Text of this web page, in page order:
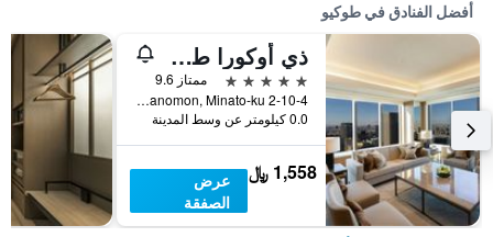
أفضل الفنادق في طوكيو
ذي أوكورا طوكيو
5 نجوم
ممتاز 9.6
2-10-4 Toranomon, Minato-ku, طوكيو, اليابان
0.0 كيلومتر عن وسط المدينة
1,558 ﷼
عرض
الصفقة